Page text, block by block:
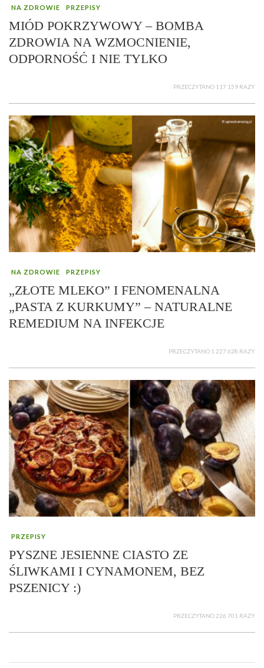
NA ZDROWIE PRZEPISY
MIÓD POKRZYWOWY – BOMBA
ZDROWIA NA WZMOCNIENIE,
ODPORNOŚĆ I NIE TYLKO
PRZECZYTANO 117 159 RAZY
NA ZDROWIE PRZEPISY
„ZŁOTE MLEKO” I FENOMENALNA
„PASTA Z KURKUMY” – NATURALNE
REMEDIUM NA INFEKCJE
PRZECZYTANO 1 227 628 RAZY
PRZEPISY
PYSZNE JESIENNE CIASTO ZE
ŚLIWKAMI I CYNAMONEM, BEZ
PSZENICY :)
PRZECZYTANO 226 701 RAZY